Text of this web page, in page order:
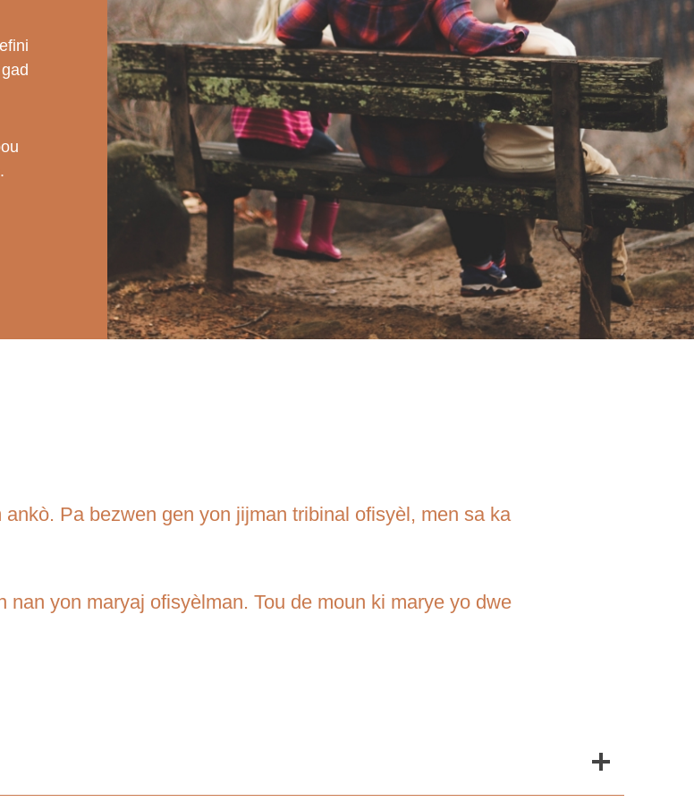
Pa bezwen gen yon jijman tribinal ofisyèl, men sa ka
yon maryaj ofisyèlman. Tou de moun ki marye yo dwe